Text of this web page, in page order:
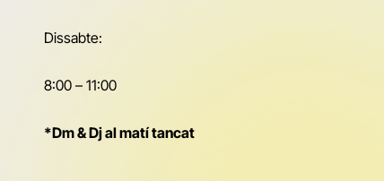
Dissabte:
8:00 – 11:00
*Dm & Dj al matí tancat